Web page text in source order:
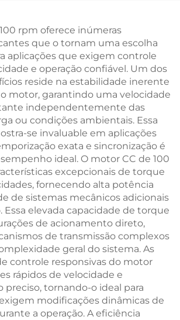
rpm oferece inúmeras
que o tornam uma escolha
aplicações que exigem controle
e operação confiável. Um dos
reside na estabilidade inerente
motor, garantindo uma velocidade
independentemente das
ou condições ambientais. Essa
se invaluable em aplicações
exata e sincronização é
ideal. O motor CC de 100
excepcionais de torque
fornecendo alta potência
de sistemas mecânicos adicionais
Essa elevada capacidade de torque
de acionamento direto,
de transmissão complexos
geral do sistema. As
controle responsivas do motor
rápidos de velocidade e
preciso, tornando-o ideal para
modificações dinâmicas de
a operação. A eficiência